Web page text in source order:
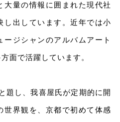
⼤量の情報に囲まれた現代社
し出しています。近年では⼩
ジシャンのアルバムアート
⾯で活躍しています。
題し、我喜屋⽒が定期的に開
世界観を、京都で初めて体感